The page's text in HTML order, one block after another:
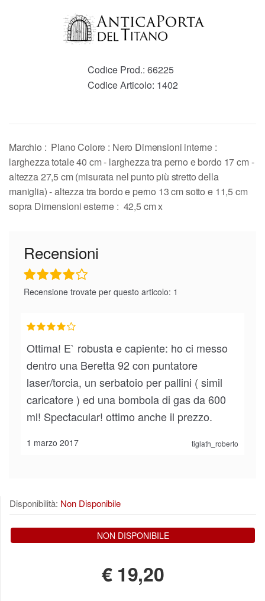
Codice Prod.: 66225
Codice Articolo: 1402
Marchio : Plano Colore : Nero Dimensioni interne :
larghezza totale 40 cm - larghezza tra perno e bordo 17 cm -
altezza 27,5 cm (misurata nel punto più stretto della
maniglia) - altezza tra bordo e perno 13 cm sotto e 11,5 cm
sopra Dimensioni esterne : 42,5 cm x
Recensioni
Recensione trovate per questo articolo: 1
1 marzo 2017 tiglath_roberto
Ottima! E` robusta e capiente: ho ci messo
dentro una Beretta 92 con puntatore
laser/torcia, un serbatoio per pallini ( simil
caricatore ) ed una bombola di gas da 600
ml! Spectacular! ottimo anche il prezzo.
Disponibilità: Non Disponibile
NON DISPONIBILE
€ 19,20